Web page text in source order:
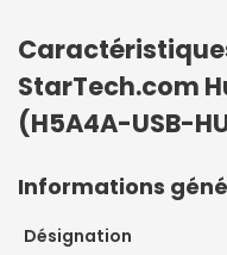
StarTech.com
(H5A4A-USB-
Informations
Désignation